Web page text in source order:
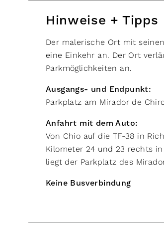
Hinweise + Tipps
Der malerische Ort mit
eine Einkehr an. Der Ort
Parkmöglichkeiten an.
Ausgangs- und Endpunkt:
Parkplatz am Mirador de
Anfahrt mit dem Auto:
Von Chio auf die TF-38 in
Kilometer 24 und 23 rechts
liegt der Parkplatz des
Keine Busverbindung